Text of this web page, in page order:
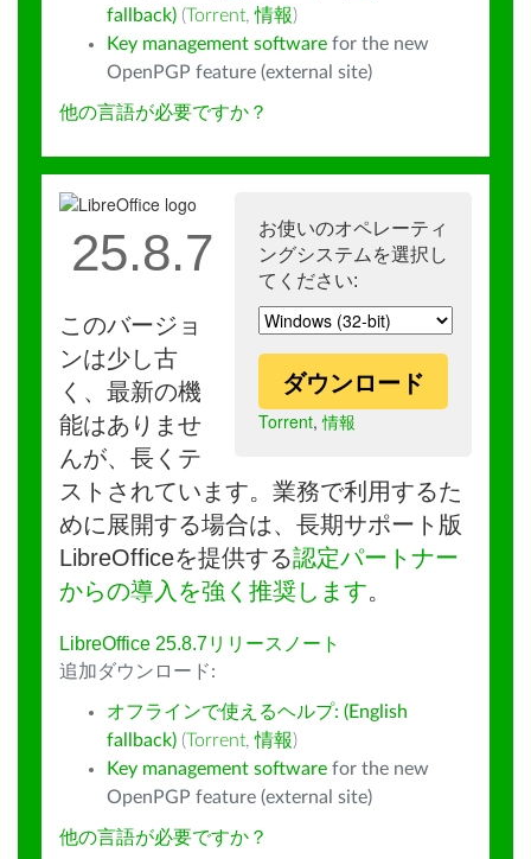
fallback) (Torrent,情報)
Key management software for the new
OpenPGP feature (external site)
他の言語が必要ですか？
お使いのオペレーティ
ングシステムを選択し
てください:
ダウンロード
Torrent,情報
25.8.7
このバージョ
ンは少し古
く、最新の機
能はありませ
んが、長くテ
ストされています。業務で利用するた
めに展開する場合は、長期サポート版
LibreOfficeを提供する認定パートナー
からの導入を強く推奨します。
LibreOffice 25.8.7リリースノート
追加ダウンロード:
オフラインで使えるヘルプ: (English
fallback) (Torrent,情報)
Key management software for the new
OpenPGP feature (external site)
他の言語が必要ですか？